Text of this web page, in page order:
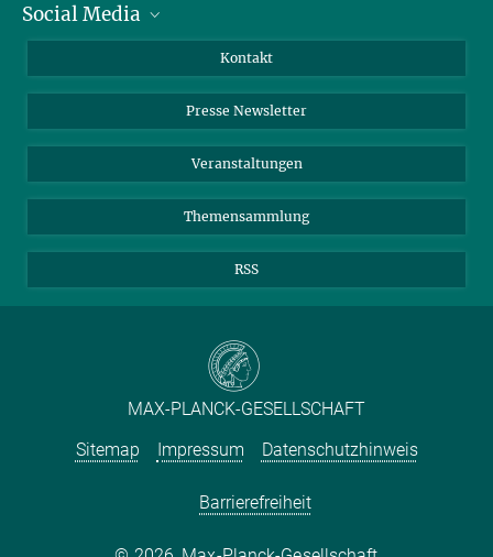
Zahlen und Fakten
Meldestelle Fehlverhalten
Bluesky
Social Media
YouTube
Kontakt
Presse Newsletter
Veranstaltungen
Themensammlung
RSS
MAX-PLANCK-GESELLSCHAFT
Sitemap
Impressum Datenschutzhinweis
Barrierefreiheit